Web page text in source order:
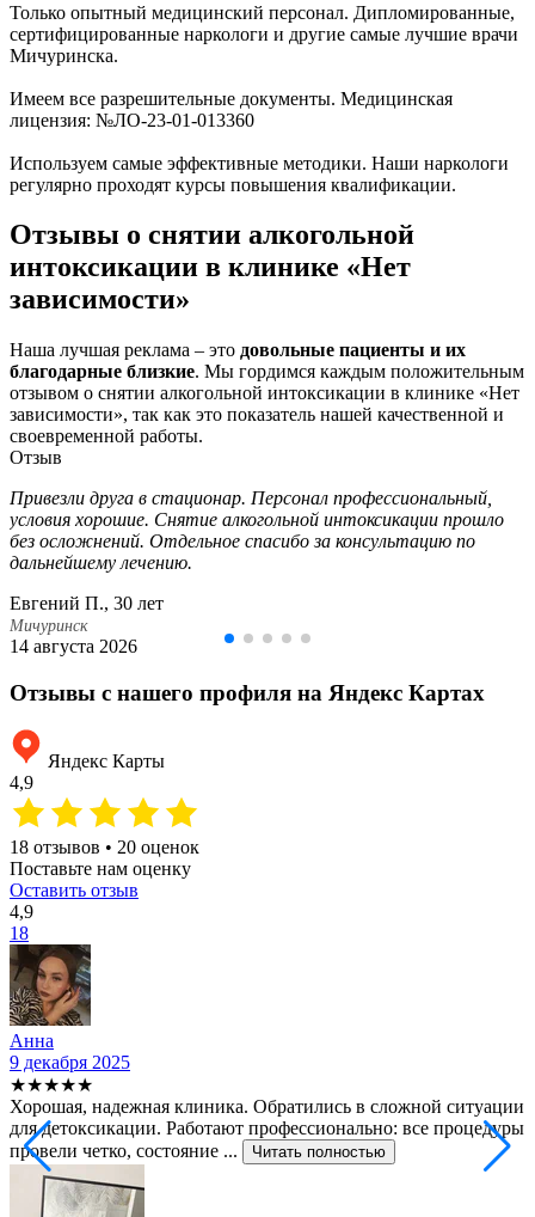
Только опытный медицинский персонал. Дипломированные,
сертифицированные наркологи и другие самые лучшие врачи
Мичуринска.
Имеем все разрешительные документы. Медицинская
лицензия: №ЛО-23-01-013360
Используем самые эффективные методики. Наши наркологи
регулярно проходят курсы повышения квалификации.
Отзывы о снятии алкогольной
интоксикации в клинике «Нет
зависимости»
Наша лучшая реклама – это довольные пациенты и их
благодарные близкие. Мы гордимся каждым положительным
отзывом о снятии алкогольной интоксикации в клинике «Нет
зависимости», так как это показатель нашей качественной и
своевременной работы.
Отзыв
Привезли друга в стационар. Персонал профессиональный,
условия хорошие. Снятие алкогольной интоксикации прошло
без осложнений. Отдельное спасибо за консультацию по
дальнейшему лечению.
Евгений П., 30 лет
Мичуринск
14 августа 2026
Отзывы с нашего профиля на Яндекс Картах
Яндекс Карты
4,9
18 отзывов • 20 оценок
Поставьте нам оценку
Оставить отзыв
4,9
18
Анна
9 декабря 2025
★★★★★
Хорошая, надежная клиника. Обратились в сложной ситуации
для детоксикации. Работают профессионально: все процедуры
провели четко, состояние ...
Читать полностью